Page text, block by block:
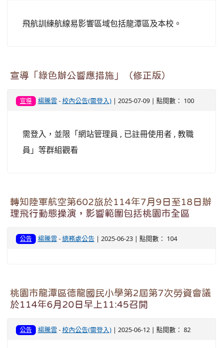
飛航訓練航線易影響區域包括龍潭區及本校。
宣導「綠色辦公響應措施」（修正版）
宣導 楊騰雲 -校內公告(需登入)| 2025-07-09 | 點閱數： 100
需登入，並限「網站管理員 , 已註冊使用者 , 教職
員」等群組觀看
轉知陸軍航空第602旅於114年7月9日至18日辦
理飛行動態操演，影響範圍包括桃園市全區
公告 楊騰雲 -總務處公告 | 2025-06-23 | 點閱數： 104
桃園市龍潭區德龍國民小學第2屆第7次勞資會議
於114年6月20日早上11:45召開
公告 楊騰雲 -校內公告(需登入)| 2025-06-12 | 點閱數： 82